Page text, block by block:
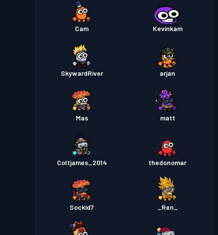
Cam Kevinkam
SkywardRiver arjan
Mas matt
Coltjames_2014 thedonomar
Sockid7 _Ren_